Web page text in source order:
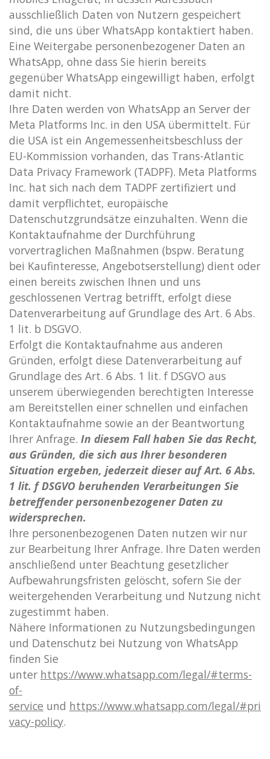
ausschließlich Daten von Nutzern gespeichert
sind, die uns über WhatsApp kontaktiert haben.
Eine Weitergabe personenbezogener Daten an
WhatsApp, ohne dass Sie hierin bereits
gegenüber WhatsApp eingewilligt haben, erfolgt
damit nicht.
Ihre Daten werden von WhatsApp an Server der
Meta Platforms Inc. in den USA übermittelt. Für
die USA ist ein Angemessenheitsbeschluss der
EU-Kommission vorhanden, das Trans-Atlantic
Data Privacy Framework (TADPF). Meta Platforms
Inc. hat sich nach dem TADPF zertifiziert und
damit verpflichtet, europäische
Datenschutzgrundsätze einzuhalten. Wenn die
Kontaktaufnahme der Durchführung
vorvertraglichen Maßnahmen (bspw. Beratung
bei Kaufinteresse, Angebotserstellung) dient oder
einen bereits zwischen Ihnen und uns
geschlossenen Vertrag betrifft, erfolgt diese
Datenverarbeitung auf Grundlage des Art. 6 Abs.
1 lit. b DSGVO.
Erfolgt die Kontaktaufnahme aus anderen
Gründen, erfolgt diese Datenverarbeitung auf
Grundlage des Art. 6 Abs. 1 lit. f DSGVO aus
unserem überwiegenden berechtigten Interesse
am Bereitstellen einer schnellen und einfachen
Kontaktaufnahme sowie an der Beantwortung
Ihrer Anfrage. In diesem Fall haben Sie das Recht,
aus Gründen, die sich aus Ihrer besonderen
Situation ergeben, jederzeit dieser auf Art. 6 Abs.
1 lit. f DSGVO beruhenden Verarbeitungen Sie
betreffender personenbezogener Daten zu
widersprechen.
Ihre personenbezogenen Daten nutzen wir nur
zur Bearbeitung Ihrer Anfrage. Ihre Daten werden
anschließend unter Beachtung gesetzlicher
Aufbewahrungsfristen gelöscht, sofern Sie der
weitergehenden Verarbeitung und Nutzung nicht
zugestimmt haben.
Nähere Informationen zu Nutzungsbedingungen
und Datenschutz bei Nutzung von WhatsApp
finden Sie
unter https://www.whatsapp.com/legal/#terms-
of-
service und https://www.whatsapp.com/legal/#pri
vacy-policy.